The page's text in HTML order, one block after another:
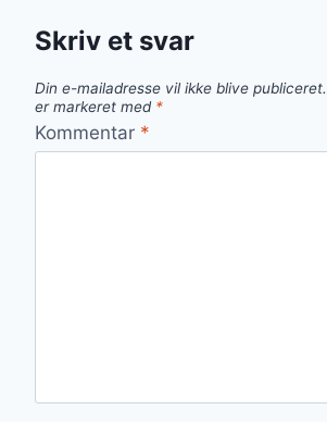
Skriv et svar
Din e-mailadresse vil ikke blive publiceret.
er markeret med *
Kommentar *